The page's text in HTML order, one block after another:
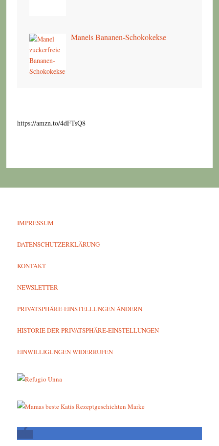
Manels Bananen-Schokokekse
https://amzn.to/4dFTsQ8
IMPRESSUM
DATENSCHUTZERKLÄRUNG
KONTAKT
NEWSLETTER
PRIVATSPHÄRE-EINSTELLUNGEN ÄNDERN
HISTORIE DER PRIVATSPHÄRE-EINSTELLUNGEN
EINWILLIGUNGEN WIDERRUFEN